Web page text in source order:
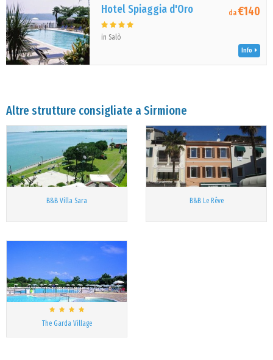
Hotel Spiaggia d'Oro
in Salò
da€140
Info
Altre strutture consigliate a Sirmione
B&B Villa Sara B&B Le Rêve
The Garda Village